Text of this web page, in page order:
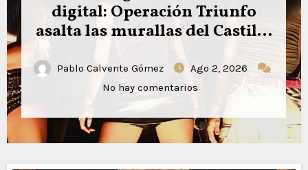
afrobeat en ‘Ale le le’